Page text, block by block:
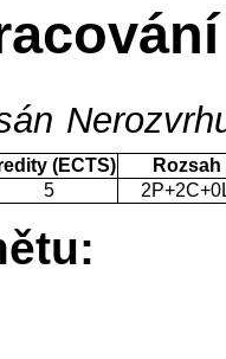
(ECTS)
Rozsah
5